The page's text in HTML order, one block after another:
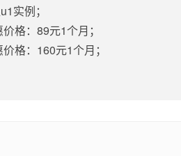
实例；
格：89元1个月；
格：160元1个月；